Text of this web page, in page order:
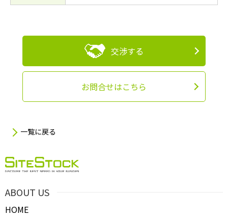
交渉する
お問合せはこちら
一覧に戻る
ABOUT US
HOME